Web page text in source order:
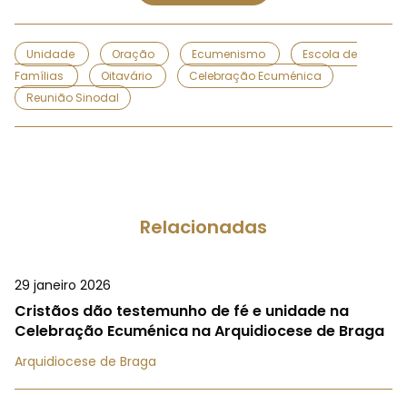
Unidade Oração Ecumenismo
Escola de
Famílias
Oitavário
Celebração Ecuménica
Reunião Sinodal
Relacionadas
29 janeiro 2026
Cristãos dão testemunho de fé e unidade na
Celebração Ecuménica na Arquidiocese de Braga
Arquidiocese de Braga